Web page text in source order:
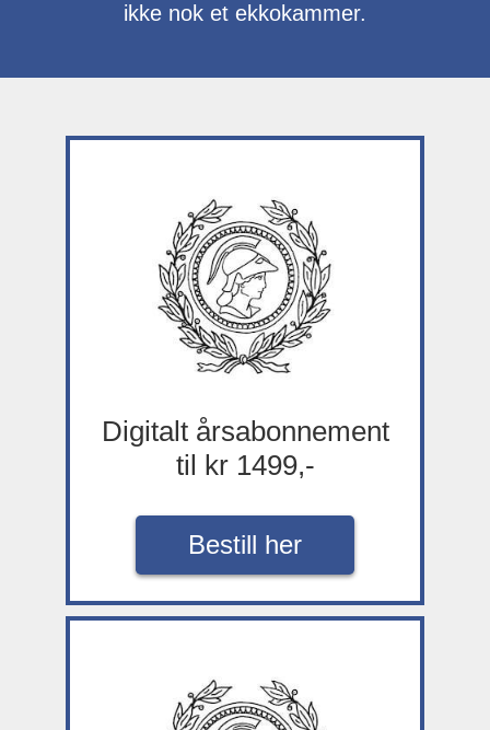
ikke nok et ekkokammer.
Digitalt årsabonnement
til kr 1499,-
Bestill her